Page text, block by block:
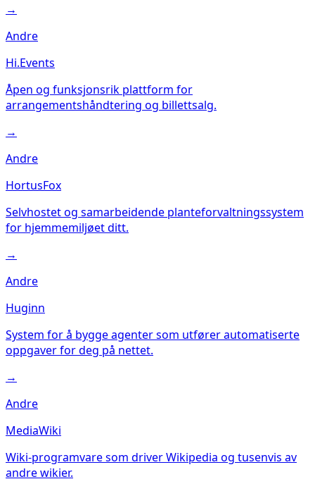
→
Andre
Hi.Events
Åpen og funksjonsrik plattform for
arrangementshåndtering og billettsalg.
→
Andre
HortusFox
Selvhostet og samarbeidende planteforvaltningssystem
for hjemmemiljøet ditt.
→
Andre
Huginn
System for å bygge agenter som utfører automatiserte
oppgaver for deg på nettet.
→
Andre
MediaWiki
Wiki-programvare som driver Wikipedia og tusenvis av
andre wikier.